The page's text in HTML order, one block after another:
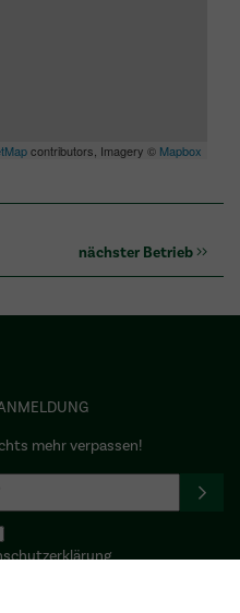
contributors, Imagery © Mapbox
nächster Betrieb
mehr verpassen!